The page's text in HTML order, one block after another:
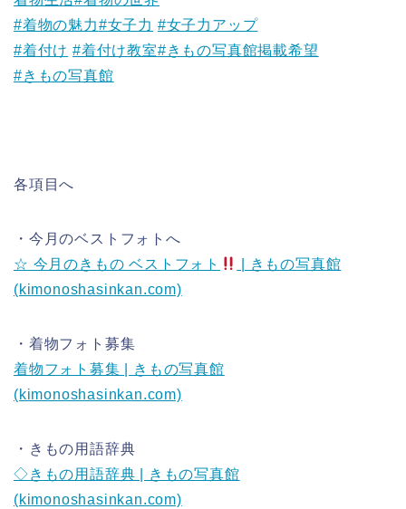
#着物の魅力#女子力 #女子力アップ
#着付け #着付け教室#きもの写真館掲載希望
#きもの写真館
各項目へ
・今月のベストフォトへ
☆ 今月のきもの ベストフォト
| きもの写真館
(kimonoshasinkan.com)
・着物フォト募集
着物フォト募集 | きもの写真館
(kimonoshasinkan.com)
・きもの用語辞典
◇きもの用語辞典 | きもの写真館
(kimonoshasinkan.com)